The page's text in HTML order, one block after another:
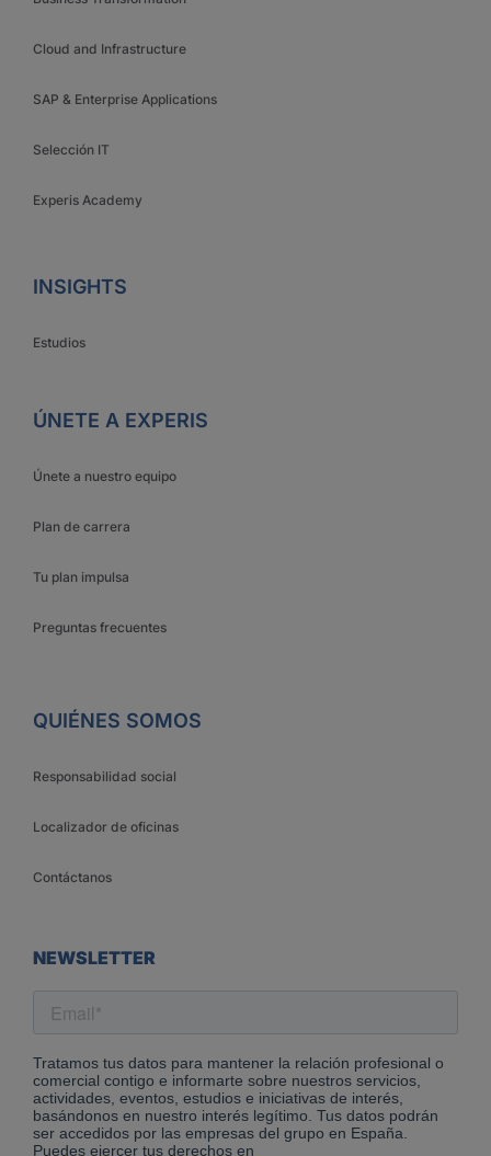
Cloud and Infrastructure
SAP & Enterprise Applications
Selección IT
Experis Academy
INSIGHTS
Estudios
ÚNETE A EXPERIS
Únete a nuestro equipo
Plan de carrera
Tu plan impulsa
Preguntas frecuentes
QUIÉNES SOMOS
Responsabilidad social
Localizador de oficinas
Contáctanos
NEWSLETTER